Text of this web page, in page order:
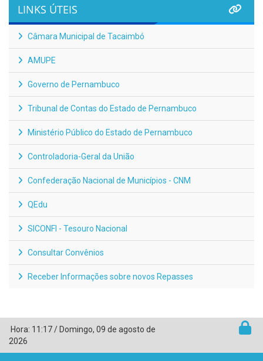
LINKS ÚTEIS
Câmara Municipal de Tacaimbó
AMUPE
Governo de Pernambuco
Tribunal de Contas do Estado de Pernambuco
Ministério Público do Estado de Pernambuco
Controladoria-Geral da União
Confederação Nacional de Municípios - CNM
QEdu
SICONFI - Tesouro Nacional
Consultar Convênios
Receber Informações sobre novos Repasses
Hora: 11:17/ Domingo, 09 de agosto de
2026